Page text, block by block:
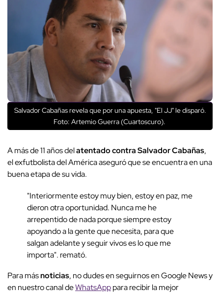
Salvador Cabañas revela que por una apuesta, "El JJ" le disparó.
Foto: Artemio Guerra (Cuartoscuro).
A más de 11 años delatentado contra Salvador Cabañas,
el exfutbolista del América aseguró que se encuentra en una
buena etapa de su vida.
"Interiormente estoy muy bien, estoy en paz, me
dieron otra oportunidad. Nunca me he
arrepentido de nada porque siempre estoy
apoyando a la gente que necesita, para que
salgan adelante y seguir vivos es lo que me
importa". remató.
Para másnoticias, no dudes en seguirnos en Google News y
en nuestro canal deWhatsApppara recibir la mejor